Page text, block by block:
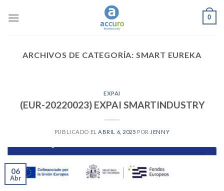
0
ARCHIVOS DE CATEGORÍA: SMART EUREKA
EXPAI
(EUR-20220023) EXPAI SMARTINDUSTRY
PUBLICADO EL ABRIL 6, 2025 POR JENNY
06
Abr